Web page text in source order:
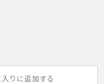
りに追加する